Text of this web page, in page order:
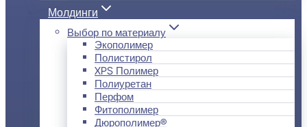
Молдинги
Выбор по материалу
Экополимер
Полистирол
XPS Полимер
Полиуретан
Перфом
Фитополимер
Дюрополимер®